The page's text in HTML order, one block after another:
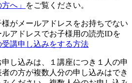
へ」 をご覧ください。
がメールアドレスをお持ちでない
アドレスでお子様用の読売IDを
受講申し込みをする方法
し込みは、１講座につき１人の申
の方が複数人分の申し込みはでき